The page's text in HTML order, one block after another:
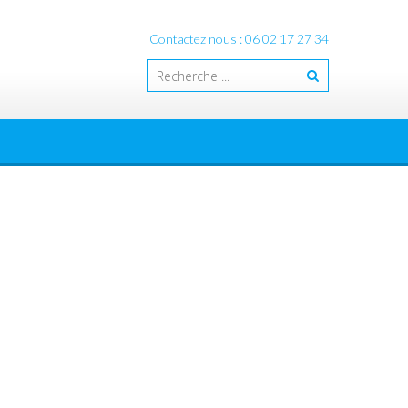
Contactez nous : 06 02 17 27 34